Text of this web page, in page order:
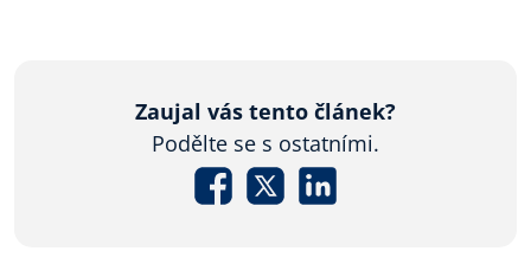
Zaujal vás tento článek?
Podělte se s ostatními.